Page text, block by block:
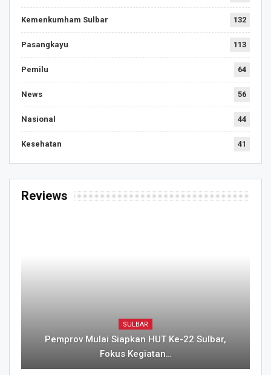
Kemenkumham Sulbar 132
Pasangkayu 113
Pemilu 64
News 56
Nasional 44
Kesehatan 41
Reviews
SULBAR
Pemprov Mulai Siapkan HUT Ke-22 Sulbar,
Fokus Kegiatan…